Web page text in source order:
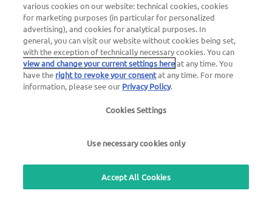
Numéro d'appel d'urgence pour dépannage 24h/24
Numéro d'appel d'urgence en cas de blocage de carte
various cookies on our website: technical cookies, cookies
for marketing purposes (in particular for personalized
advertising), and cookies for analytical purposes. In
general, you can visit our website without cookies being set,
with the exception of technically necessary cookies. You can
view and change your current settings hereat any time. You
have the right to revoke your consentat any time. For more
information, please see our Privacy Policy.
Cookies Settings
Use necessary cookies only
Accept All Cookies